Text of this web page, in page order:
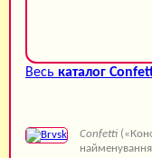
Весь каталог
Confetti